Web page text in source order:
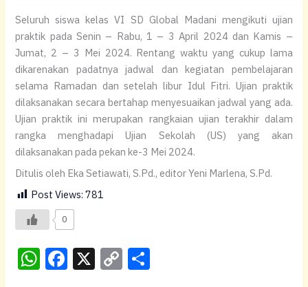
Seluruh siswa kelas VI SD Global Madani mengikuti ujian
praktik pada Senin – Rabu, 1 – 3 April 2024 dan Kamis –
Jumat, 2 – 3 Mei 2024. Rentang waktu yang cukup lama
dikarenakan padatnya jadwal dan kegiatan pembelajaran
selama Ramadan dan setelah libur Idul Fitri. Ujian praktik
dilaksanakan secara bertahap menyesuaikan jadwal yang ada.
Ujian praktik ini merupakan rangkaian ujian terakhir dalam
rangka menghadapi Ujian Sekolah (US) yang akan
dilaksanakan pada pekan ke-3 Mei 2024.
Ditulis oleh Eka Setiawati, S.Pd., editor Yeni Marlena, S.Pd.
Post Views: 781
0
W F X C